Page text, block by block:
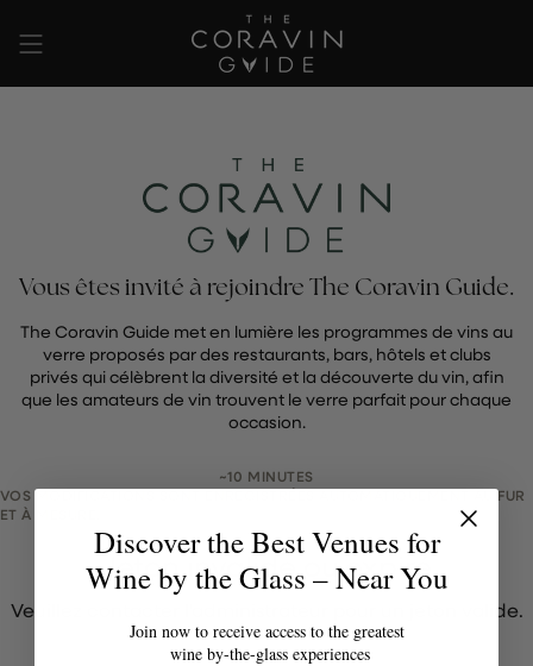
au
contenu
de
Vous êtes invité à rejoindre The Coravin Guide.
The Coravin Guide met en lumière les programmes de vins au
verre proposés par des restaurants, bars, hôtels et clubs
privés qui célèbrent la diversité et la découverte du vin, afin
que les amateurs de vin trouvent le verre parfait pour chaque
occasion.
~10 MINUTES
VOS MODIFICATIONS SONT ENREGISTRÉES AUTOMATIQUEMENT AU FUR
ET À MESURE.
Jeton invalide ou expiré
Veuillez contacter l'administrateur pour un jeton valide.
Discover the Best Venues for
Wine by the Glass – Near You
Join now to receive access to the greatest
wine by-the-glass experiences